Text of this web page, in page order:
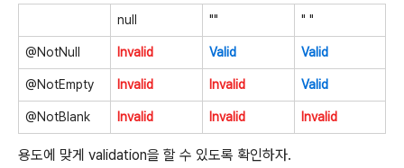
null "" " "
@NotNull Invalid Valid Valid
@NotEmpty Invalid Invalid Valid
@NotBlank Invalid Invalid Invalid
용도에 맞게 validation을 할 수 있도록 확인하자.